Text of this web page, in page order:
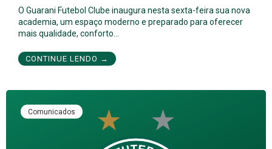
O Guarani Futebol Clube inaugura nesta sexta-feira sua nova
academia, um espaço moderno e preparado para oferecer
mais qualidade, conforto…
CONTINUE LENDO →
Comunicados